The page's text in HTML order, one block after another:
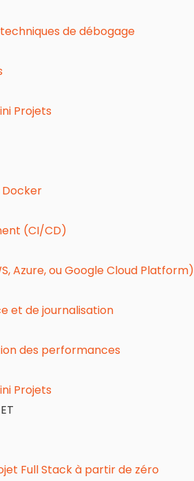
de débogage
Projets
(CI/CD)
Azure, ou Google Cloud Platform)
et de journalisation
des performances
Projets
Full Stack à partir de zéro